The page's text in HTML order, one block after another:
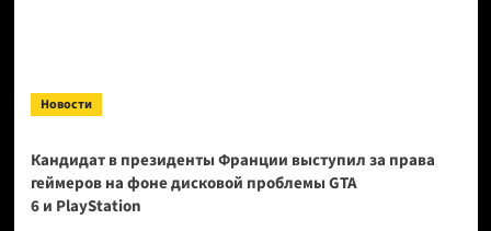
Новости
Кандидат в президенты Франции выступил за права
геймеров на фоне дисковой проблемы GTA
6 и PlayStation